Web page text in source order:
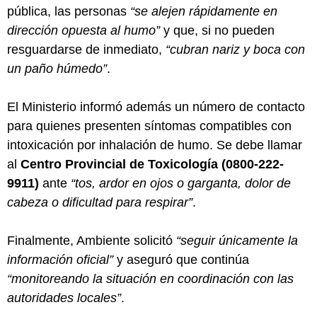
pública, las personas “se alejen rápidamente en
dirección opuesta al humo”y que, si no pueden
resguardarse de inmediato, “cubran nariz y boca con
un paño húmedo”.
El Ministerio informó además un número de contacto
para quienes presenten síntomas compatibles con
intoxicación por inhalación de humo. Se debe llamar
al Centro Provincial de Toxicología (0800-222-
9911) ante “tos, ardor en ojos o garganta, dolor de
cabeza o dificultad para respirar”.
Finalmente, Ambiente solicitó “seguir únicamente la
información oficial”y aseguró que continúa
“monitoreando la situación en coordinación con las
autoridades locales”.